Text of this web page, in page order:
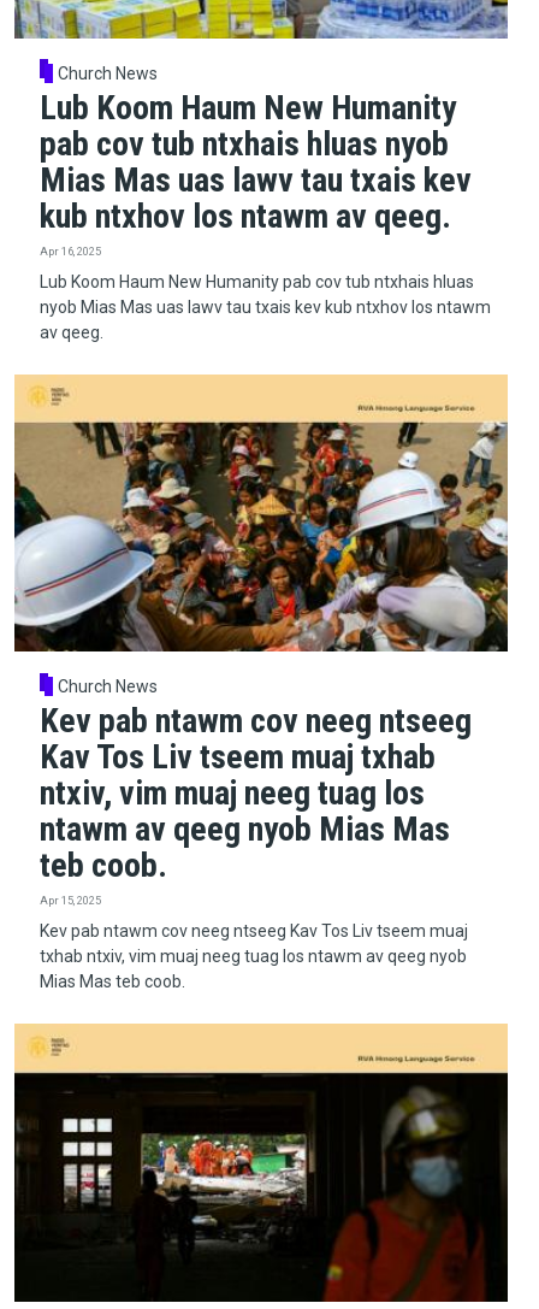
Church News
Lub Koom Haum New Humanity
pab cov tub ntxhais hluas nyob
Mias Mas uas lawv tau txais kev
kub ntxhov los ntawm av qeeg.
Apr 16, 2025
Lub Koom Haum New Humanity pab cov tub ntxhais hluas
nyob Mias Mas uas lawv tau txais kev kub ntxhov los ntawm
av qeeg.
Church News
Kev pab ntawm cov neeg ntseeg
Kav Tos Liv tseem muaj txhab
ntxiv, vim muaj neeg tuag los
ntawm av qeeg nyob Mias Mas
teb coob.
Apr 15, 2025
Kev pab ntawm cov neeg ntseeg Kav Tos Liv tseem muaj
txhab ntxiv, vim muaj neeg tuag los ntawm av qeeg nyob
Mias Mas teb coob.